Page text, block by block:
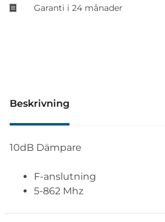
Garanti i 24 månader
Beskrivning
10dB Dämpare
F-anslutning
5-862 Mhz